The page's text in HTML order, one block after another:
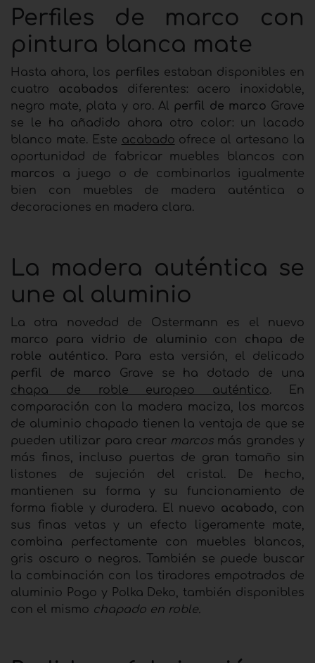
Perfiles de marco con
pintura blanca mate
Hasta ahora, los perfiles estaban disponibles en
cuatro acabados diferentes: acero inoxidable,
negro mate, plata y oro. Al perfil de marco Grave
se le ha añadido ahora otro color: un lacado
blanco mate. Este acabado ofrece al artesano la
oportunidad de fabricar muebles blancos con
marcos a juego o de combinarlos igualmente
bien con muebles de madera auténtica o
decoraciones en madera clara.
La madera auténtica se
une al aluminio
La otra novedad de Ostermann es el nuevo
marco para vidrio de aluminio con chapa de
roble auténtico. Para esta versión, el delicado
perfil de marco Grave se ha dotado de una
chapa de roble europeo auténtico. En
comparación con la madera maciza, los marcos
de aluminio chapado tienen la ventaja de que se
pueden utilizar para crear marcos más grandes y
más finos, incluso puertas de gran tamaño sin
listones de sujeción del cristal. De hecho,
mantienen su forma y su funcionamiento de
forma fiable y duradera. El nuevo acabado, con
sus finas vetas y un efecto ligeramente mate,
combina perfectamente con muebles blancos,
gris oscuro o negros. También se puede buscar
la combinación con los tiradores empotrados de
aluminio Pogo y Polka Deko, también disponibles
con el mismo chapado en roble.